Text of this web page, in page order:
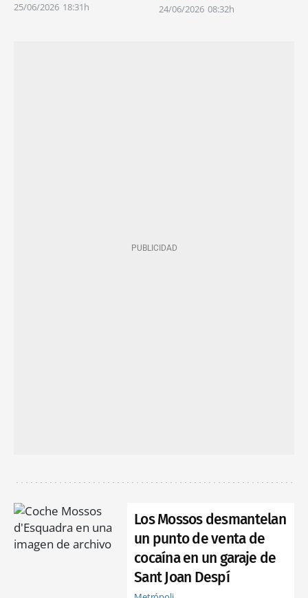
25/06/2026 18:31h
24/06/2026 08:32h
Los Mossos desmantelan
un punto de venta de
cocaína en un garaje de
Sant Joan Despí